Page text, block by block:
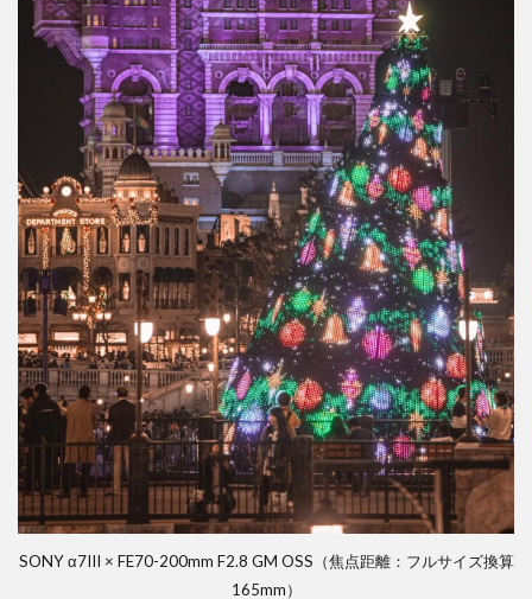
SONY α7III × FE70-200mm F2.8 GM OSS（焦点距離：フルサイズ換算
165mm）